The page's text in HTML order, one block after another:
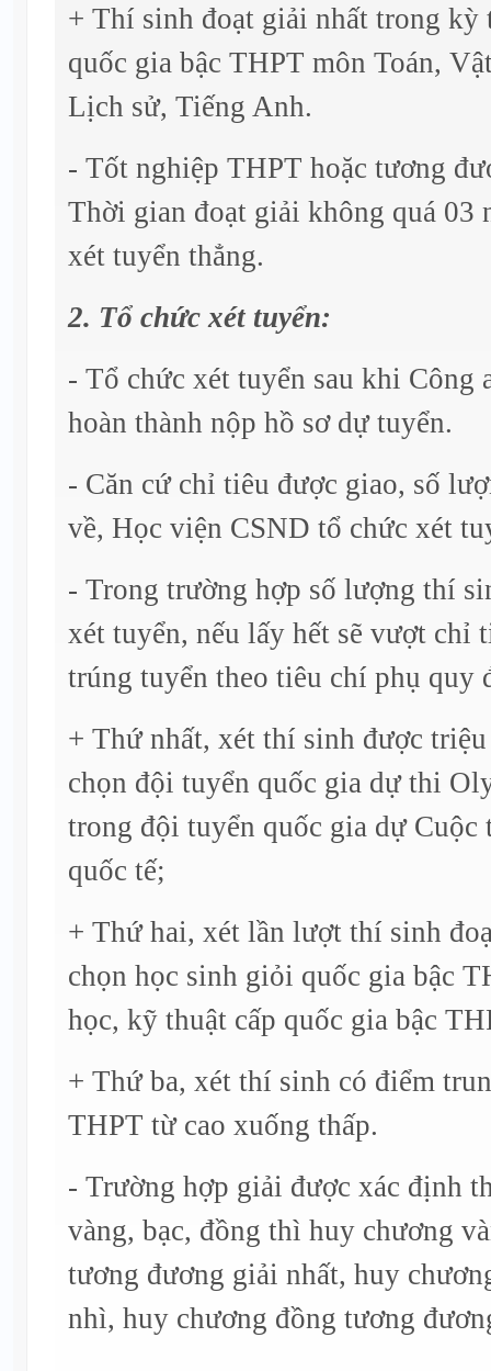
+ Thí sinh đoạt giải nhất trong
quốc gia bậc THPT môn Toán,
Lịch sử, Tiếng Anh.
- Tốt nghiệp THPT hoặc tương
Thời gian đoạt giải không quá 03
xét tuyển thẳng.
2. Tổ chức xét tuyển:
- Tổ chức xét tuyển sau khi Công
hoàn thành nộp hồ sơ dự tuyển.
- Căn cứ chỉ tiêu được giao, số
về, Học viện CSND tổ chức xét
- Trong trường hợp số lượng thí
xét tuyển, nếu lấy hết sẽ vượt chỉ
trúng tuyển theo tiêu chí phụ quy
+ Thứ nhất, xét thí sinh được
chọn đội tuyển quốc gia dự thi
trong đội tuyển quốc gia dự
quốc tế;
+ Thứ hai, xét lần lượt thí sinh
chọn học sinh giỏi quốc gia bậc
học, kỹ thuật cấp quốc gia bậc
+ Thứ ba, xét thí sinh có điểm
THPT từ cao xuống thấp.
- Trường hợp giải được xác định
vàng, bạc, đồng thì huy chương
tương đương giải nhất, huy
nhì, huy chương đồng tương